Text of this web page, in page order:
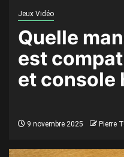
Jeux Vidéo
Quelle
est
et console
9 novembre 2025 Pierre